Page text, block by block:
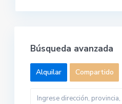
Búsqueda avanzada
Alquilar Compartido